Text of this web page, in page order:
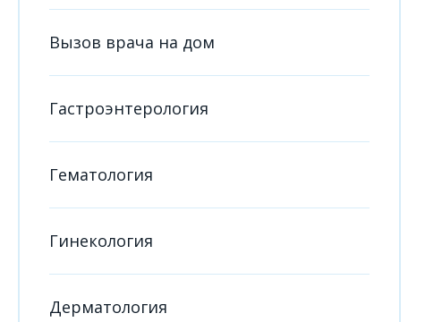
Вызов врача на дом
Гастроэнтерология
Гематология
Гинекология
Дерматология